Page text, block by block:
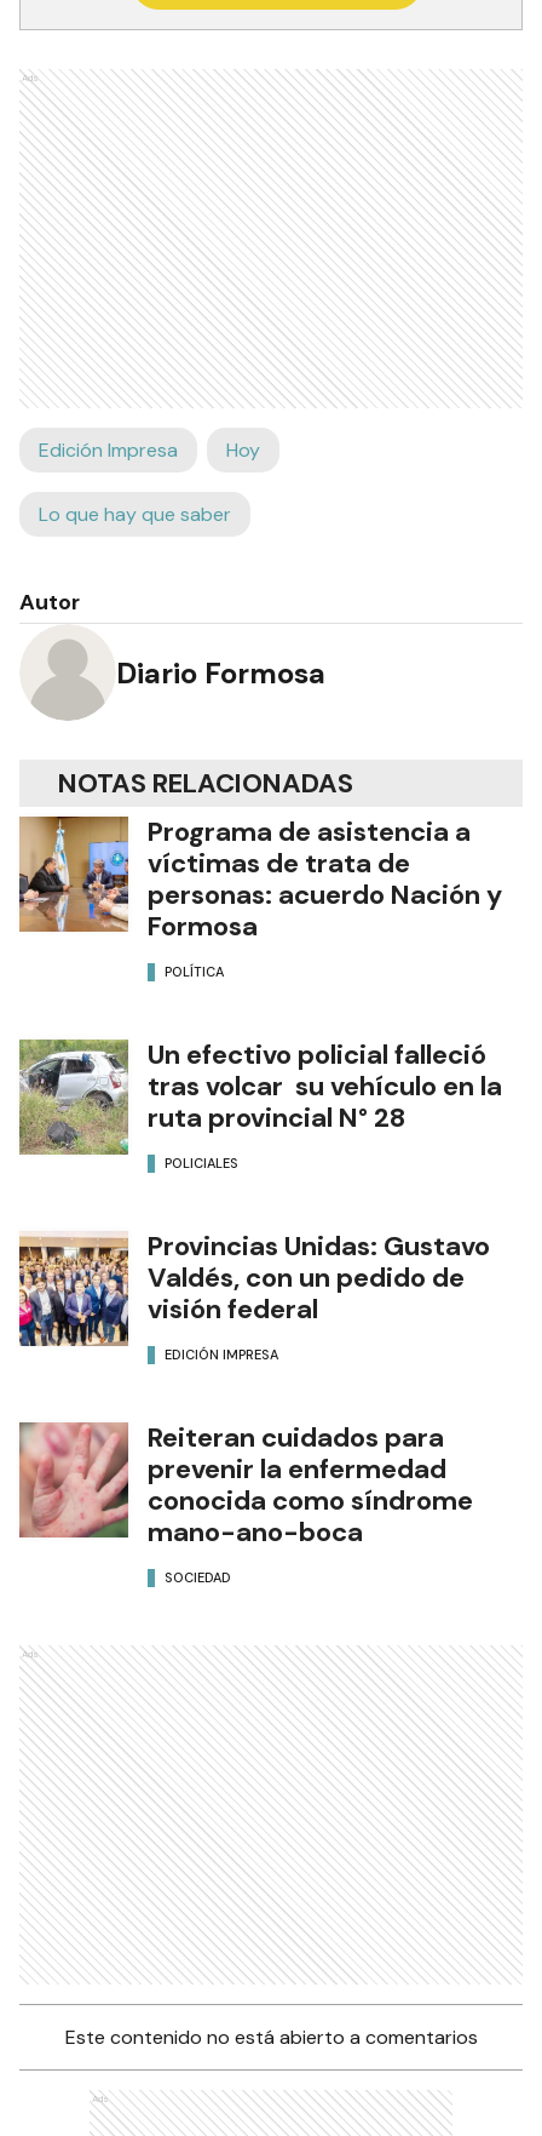
Ads
Edición Impresa Hoy
Lo que hay que saber
Autor
Diario Formosa
NOTAS RELACIONADAS
Programa de asistencia a
víctimas de trata de
personas: acuerdo Nación y
Formosa
POLÍTICA
Un efectivo policial falleció
tras volcar su vehículo en la
ruta provincial N° 28
POLICIALES
Provincias Unidas: Gustavo
Valdés, con un pedido de
visión federal
EDICIÓN IMPRESA
Reiteran cuidados para
prevenir la enfermedad
conocida como síndrome
mano-ano-boca
SOCIEDAD
Ads
Este contenido no está abierto a comentarios
Ads